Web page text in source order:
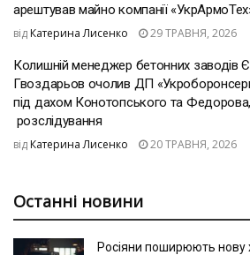
арештував майно компанії
від Катерина Лисенко 29 ТРАВНЯ, 2026
Колишній менеджер бетонних заводів
Гвоздарьов очолив ДП
під дахом Конотопського та
розслідування
від Катерина Лисенко 20 ТРАВНЯ, 2026
Останні новини
Росіяни поширюють нову